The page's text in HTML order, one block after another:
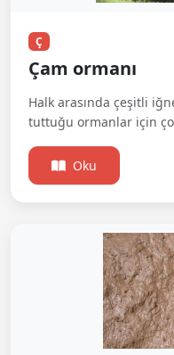
Ç
Çam ormanı
Halk arasında çeşitli
tuttuğu ormanlar için
Oku